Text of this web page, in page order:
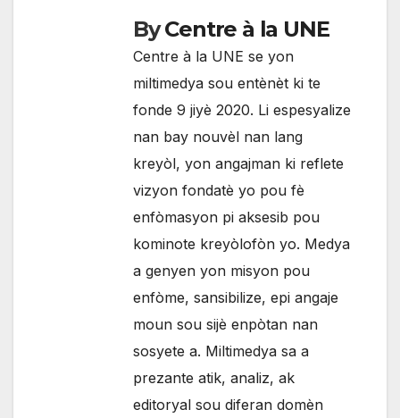
ByCentre à la UNE
Centre à la UNE se yon
miltimedya sou entènèt ki te
fonde 9 jiyè 2020. Li espesyalize
nan bay nouvèl nan lang
kreyòl, yon angajman ki reflete
vizyon fondatè yo pou fè
enfòmasyon pi aksesib pou
kominote kreyòlofòn yo. Medya
a genyen yon misyon pou
enfòme, sansibilize, epi angaje
moun sou sijè enpòtan nan
sosyete a. Miltimedya sa a
prezante atik, analiz, ak
editoryal sou diferan domèn